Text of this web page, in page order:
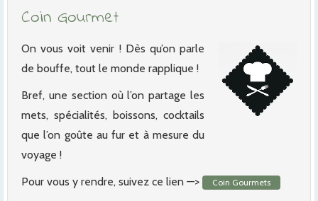
Coin Gourmet
On vous voit venir ! Dès qu’on parle
de bouffe, tout le monde rapplique !
Bref, une section où l’on partage les
mets, spécialités, boissons, cocktails
que l’on goûte au fur et à mesure du
voyage !
Pour vous y rendre, suivez ce lien —>
Coin Gourmets